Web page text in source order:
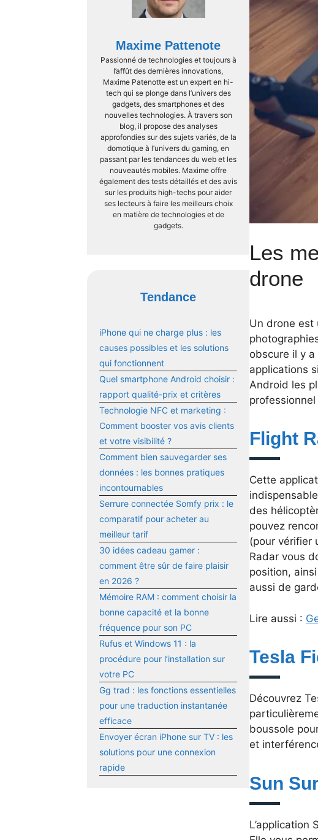
Maxime Pattenote
Passionné de technologies et toujours à
l’affût des dernières innovations,
Maxime Patenotte est un expert en hi-
tech qui se plonge dans l’univers des
gadgets, des smartphones et des
nouvelles technologies. À travers son
blog, il propose des analyses
approfondies sur des sujets variés, de la
domotique à l’univers du gaming, en
passant par les tendances du web et les
nouveautés mobiles. Maxime offre
également des tests détaillés et des avis
sur les produits high-techs pour aider
ses lecteurs à faire les meilleurs choix
en matière de technologies et de
gadgets.
Tendance
iPhone qui ne charge plus : les
causes possibles et les solutions
qui fonctionnent
Quel smartphone Android choisir :
rapport qualité-prix et critères
Technologie NFC et marketing :
Comment booster vos avis clients
et votre visibilité ?
Comment bien sauvegarder ses
données : les bonnes pratiques
incontournables
Serrure connectée Somfy prix : le
comparatif pour acheter au
meilleur tarif
30 idées cadeau gamer :
comment être sûr de faire plaisir
en 2026 ?
Mémoire RAM : comment choisir la
bonne capacité et la bonne
fréquence pour son PC
Rufus et Windows 11 : la
procédure pour l’installation sur
votre PC
Gg trad : les fonctions essentielles
pour une traduction instantanée
efficace
Envoyer écran iPhone sur TV : les
solutions pour une connexion
rapide
Les
drone
Un drone est
obscure il y
applications
Android les
Flight
Cette
des
pouvez
(pour vérifier
Radar vous
position,
aussi de
Lire aussi :
Tesla
Découvrez
boussole
et
Sun
L’application